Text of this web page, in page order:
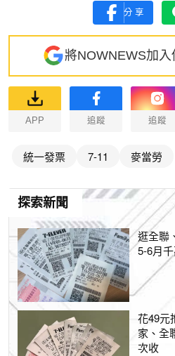
分享
將NOWNEWS加
APP 追蹤 追蹤
統一發票 7-11 麥當勞
探索新聞
逛全聯
5-6月
花49元
家、全
次收